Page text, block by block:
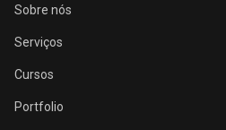
Sobre nós
Serviços
Cursos
Portfolio